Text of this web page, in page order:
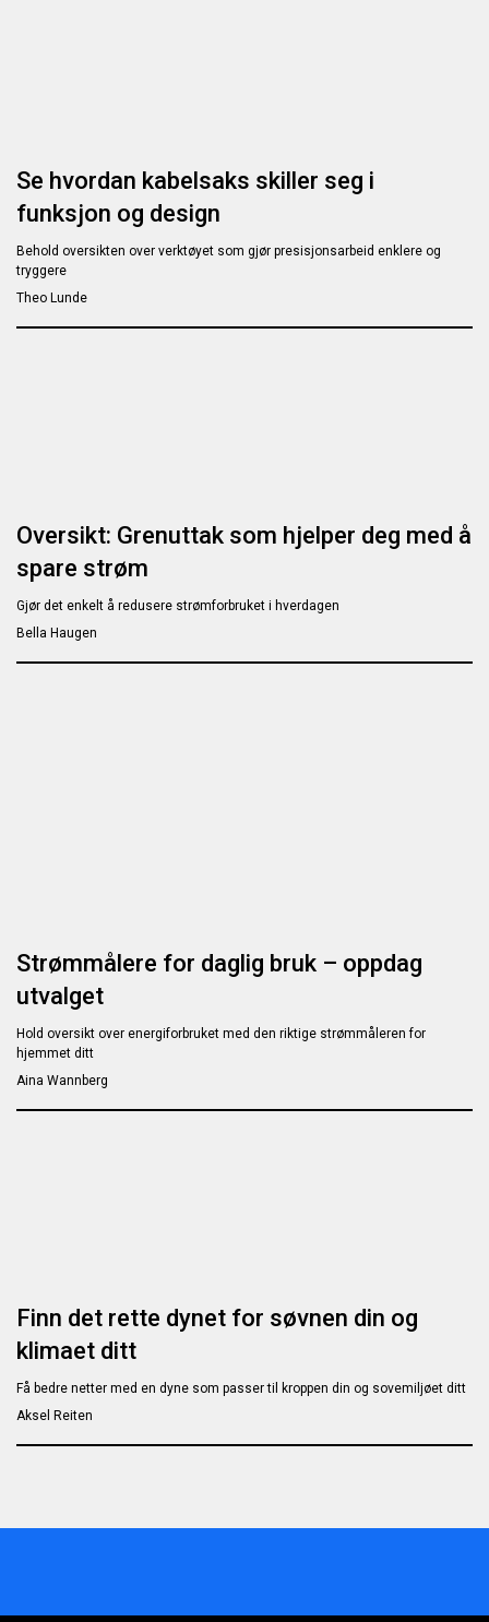
Se hvordan kabelsaks skiller seg i
funksjon og design
Behold oversikten over verktøyet som gjør presisjonsarbeid enklere og
tryggere
Theo Lunde
Oversikt: Grenuttak som hjelper deg med å
spare strøm
Gjør det enkelt å redusere strømforbruket i hverdagen
Bella Haugen
Strømmålere for daglig bruk – oppdag
utvalget
Hold oversikt over energiforbruket med den riktige strømmåleren for
hjemmet ditt
Aina Wannberg
Finn det rette dynet for søvnen din og
klimaet ditt
Få bedre netter med en dyne som passer til kroppen din og sovemiljøet ditt
Aksel Reiten